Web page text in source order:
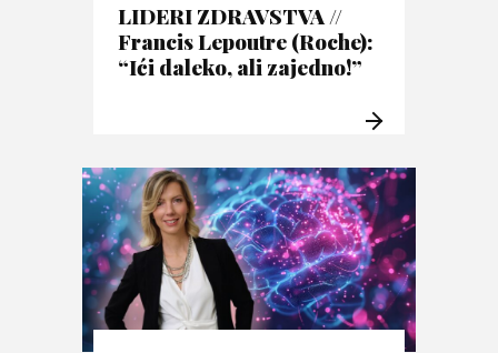
LIDERI ZDRAVSTVA //
Francis Lepoutre (Roche):
“Ići daleko, ali zajedno!”